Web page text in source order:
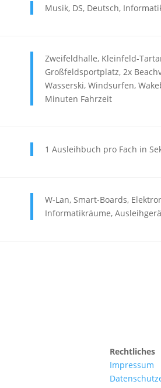
Musik, DS, Deutsch,
Zweifeldhalle, Kleinfeld-
Großfeldsportplatz, 2x
Wasserski, Windsurfen,
Minuten Fahrzeit
1 Ausleihbuch pro Fach in
W-Lan, Smart-Boards,
Informatikräume,
Rechtliches
Impressum